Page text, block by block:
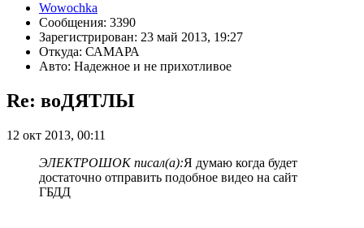
Wowochka
Сообщения: 3390
Зарегистрирован: 23 май 2013, 19:27
Откуда: САМАРА
Авто: Надежное и не прихотливое
Re: воДЯТЛЫ
12 окт 2013, 00:11
ЭЛЕКТРОШОК писал(а):Я думаю когда будет
достаточно отправить подобное видео на сайт
ГБДД